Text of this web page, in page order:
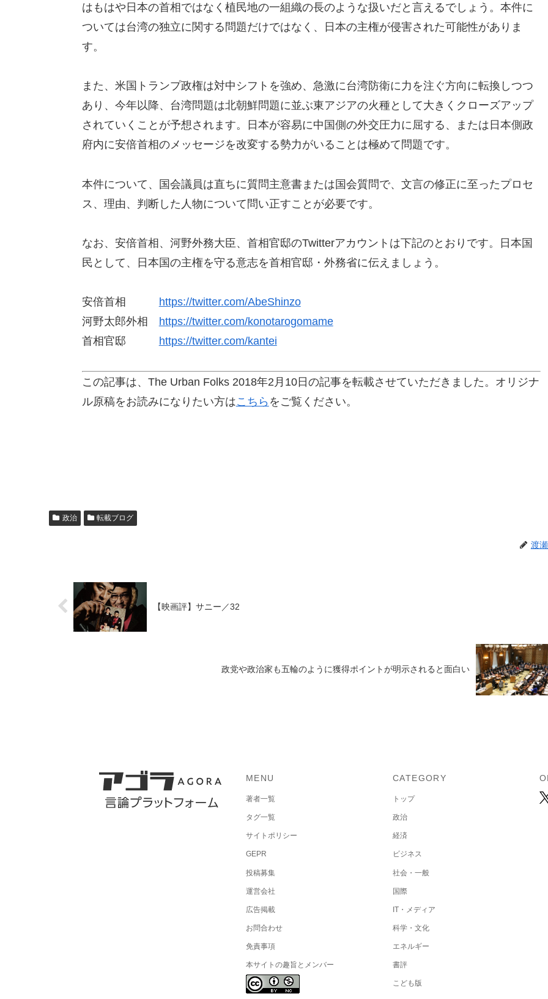
はもはや日本の首相ではなく植民地の一組織の長のような扱いだと言えるでしょう。本件に
ついては台湾の独立に関する問題だけではなく、日本の主権が侵害された可能性がありま
す。
また、米国トランプ政権は対中シフトを強め、急激に台湾防衛に力を注ぐ方向に転換しつつ
あり、今年以降、台湾問題は北朝鮮問題に並ぶ東アジアの火種として大きくクローズアップ
されていくことが予想されます。日本が容易に中国側の外交圧力に屈する、または日本側政
府内に安倍首相のメッセージを改変する勢力がいることは極めて問題です。
本件について、国会議員は直ちに質問主意書または国会質問で、文言の修正に至ったプロセ
ス、理由、判断した人物について問い正すことが必要です。
なお、安倍首相、河野外務大臣、首相官邸のTwitterアカウントは下記のとおりです。日本国
民として、日本国の主権を守る意志を首相官邸・外務省に伝えましょう。
安倍首相
https://twitter.com/AbeShinzo
河野太郎外相
https://twitter.com/konotarogomame
首相官邸
https://twitter.com/kantei
この記事は、The Urban Folks 2018年2月10日の記事を転載させていただきました。オリジナ
ル原稿をお読みになりたい方はこちら をご覧ください。
政治 転載ブログ
渡
【映画評】サニー／32
政党や政治家も五輪のように獲得ポイントが明示されると面白い
MENU
著者一覧
タグ一覧
サイトポリシー
GEPR
投稿募集
運営会社
広告掲載
お問合わせ
免責事項
本サイトの趣旨とメンバー
CATEGORY
トップ
政治
経済
ビジネス
社会・一般
国際
IT・メディア
科学・文化
エネルギー
書評
こども版